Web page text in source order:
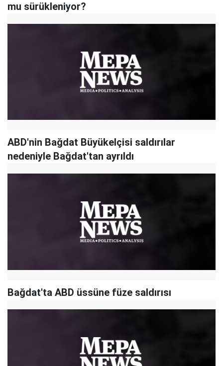
mu sürükleniyor?
ABD'nin Bağdat Büyükelçisi saldırılar
nedeniyle Bağdat'tan ayrıldı
Bağdat'ta ABD üssüne füze saldırısı